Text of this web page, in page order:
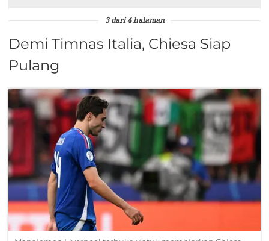
3 dari 4 halaman
Demi Timnas Italia, Chiesa Siap
Pulang